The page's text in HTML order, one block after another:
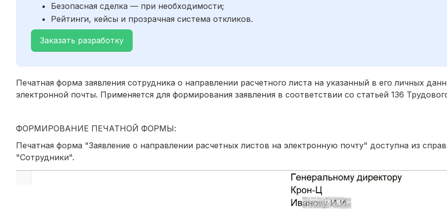
Безопасная сделка — при необходимости;
Рейтинги, кейсы и прозрачная система откликов.
Заказать разработку
Печатная форма заявления сотрудника о направлении расчетного листа на указанный в его личных
электронной почты. Применяется для формирования заявления в соответствии со статьей 136
ФОРМИРОВАНИЕ ПЕЧАТНОЙ ФОРМЫ:
Печатная форма "Заявление о направлении расчетных листов на электронную почту" доступна из
"Сотрудники".